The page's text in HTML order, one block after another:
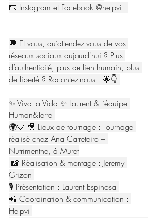
📧 Instagram et Facebook @helpvi_
💬 Et vous, qu’attendez-vous de vos
réseaux sociaux aujourd'hui ? Plus
d’authenticité, plus de lien humain, plus
de liberté ? Racontez-nous ! 🌟👇
✨ Viva la Vida ✨ Laurent & l’équipe
Human&Terre
🌍💙 🎥 Lieux de tournage : Tournage
réalisé chez Ana Carreteiro –
Nutrimenthe, à Muret
Grizon
🎙 Présentation : Laurent Espinosa
📲 Coordination & communication :
Helpvi